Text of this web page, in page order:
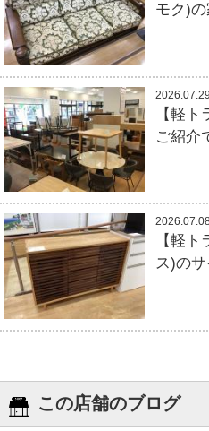
モク)
2026.07.29
【軽
ご紹介
【軽
ス)の
この店舗のブログ